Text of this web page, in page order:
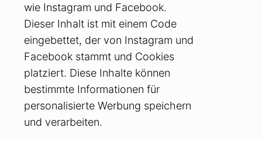
wie Instagram und Facebook.
Dieser Inhalt ist mit einem Code
eingebettet, der von Instagram und
Facebook stammt und Cookies
platziert. Diese Inhalte können
bestimmte Informationen für
personalisierte Werbung speichern
und verarbeiten.